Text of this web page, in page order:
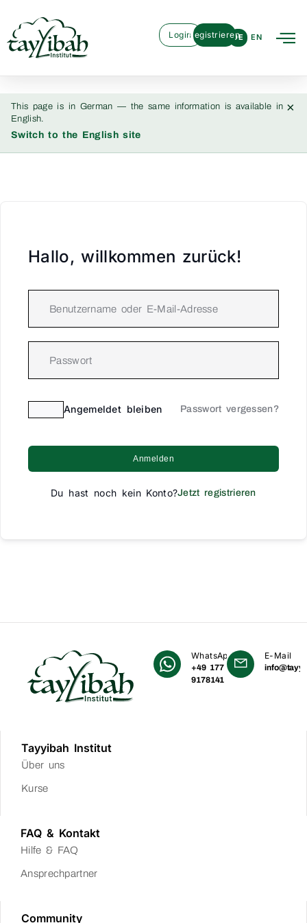
DE EN
LoginRegistrieren
This page is in German — the same information is available in
English.
Switch to the English site
×
Hallo, willkommen zurück!
Angemeldet bleiben Passwort vergessen?
Anmelden
Du hast noch kein Konto?Jetzt registrieren
WhatsApp
+49 177
9178141
E-Mail
Tayyibah Institut
Über uns
Kurse
FAQ & Kontakt
Hilfe & FAQ
Ansprechpartner
Community